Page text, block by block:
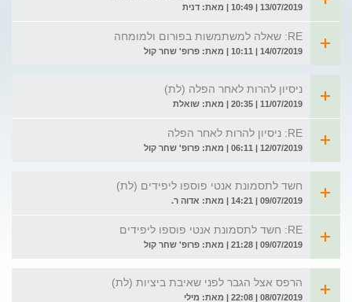
13/07/2019 | 10:49 | מאת: דנית
RE: שאלה למשתמשות בפורום ולמומחה
14/07/2019 | 10:11 | מאת: פרופ' שחר קול
ניסיון להרות לאחר הפלה (לת)
11/07/2019 | 20:35 | מאת: שואלת
RE: ניסיון להרות לאחר הפלה
12/07/2019 | 06:11 | מאת: פרופ' שחר קול
חשד לתסמונת אנטי פוספו ליפידים (לת)
09/07/2019 | 14:21 | מאת: אדוה ר.
RE: חשד לתסמונת אנטי פוספו ליפידים
09/07/2019 | 21:28 | מאת: פרופ' שחר קול
הרפס אצל הגבר לפני שאיבת ביציות (לת)
08/07/2019 | 22:08 | מאת: מילי